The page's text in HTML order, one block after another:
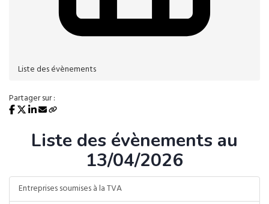
Liste des évènements
Partager sur :
Liste des évènements au
13/04/2026
Entreprises soumises à la TVA